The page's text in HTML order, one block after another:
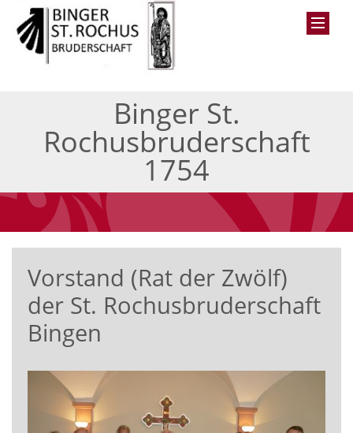
Binger St.
Rochusbruderschaft
1754
Vorstand (Rat der Zwölf)
der St. Rochusbruderschaft
Bingen